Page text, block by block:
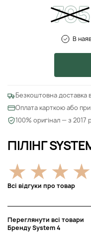
ПІЛІНГ
Всі відгуки про товар
Переглянути всі товари
Бренду System 4
705
В
Безкоштовна доставка
Оплата карткою або
100% оригінал — з 2017